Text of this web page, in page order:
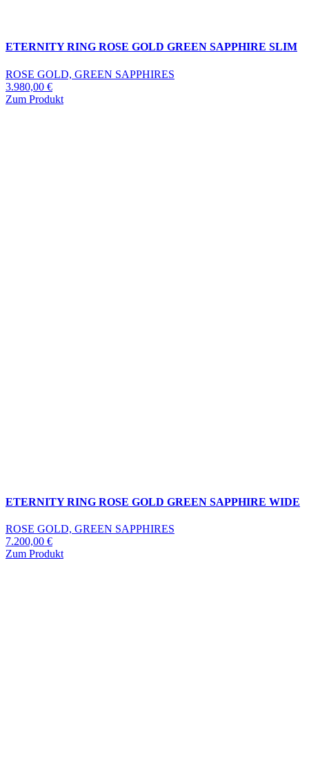
ETERNITY RING ROSE GOLD GREEN SAPPHIRE SLIM
ROSE GOLD, GREEN SAPPHIRES
3.980,00 €
Zum Produkt
ETERNITY RING ROSE GOLD GREEN SAPPHIRE WIDE
ROSE GOLD, GREEN SAPPHIRES
7.200,00 €
Zum Produkt